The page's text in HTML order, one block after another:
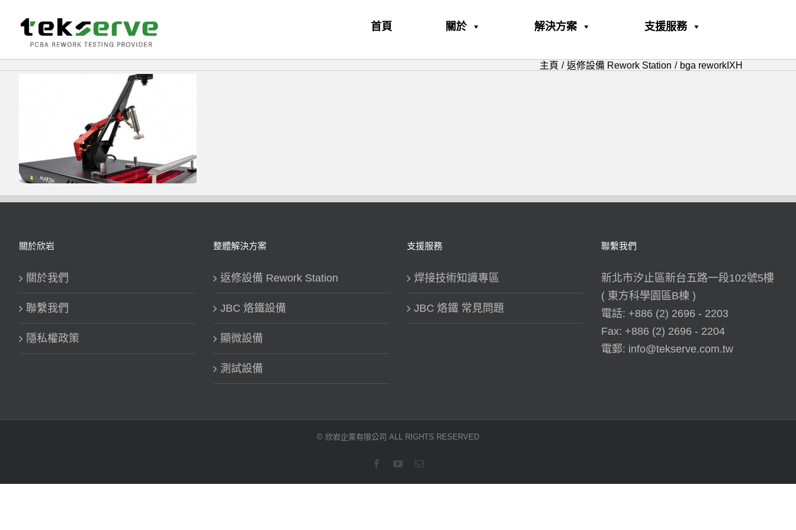
content
首頁 關於 解決方案 支援服務
主頁 返修設備 Rework Station bga reworkIXH
關於欣岩
關於我們
聯繫我們
隱私權政策
整體解決方案
返修設備 Rework Station
JBC 烙鐵設備
顯微設備
測試設備
支援服務
焊接技術知識專區
JBC 烙鐵 常見問題
聯繫我們
新北市汐止區新台五路一段102號5樓
( 東方科學園區B棟 )
電話: +886 (2) 2696 - 2203
Fax: +886 (2) 2696 - 2204
電郵: info@tekserve.com.tw
© 欣岩企業有限公司 ALL RIGHTS RESERVED
FacebookYouTubeEmail: